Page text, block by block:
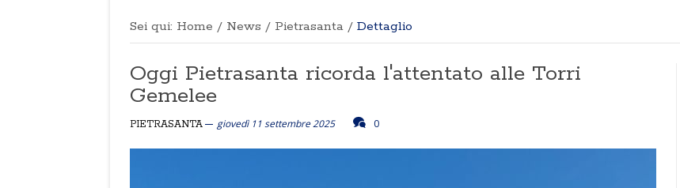
Sei qui: Home / News / Pietrasanta / Dettaglio
Oggi Pietrasanta ricorda l'attentato alle Torri
Gemelee
PIETRASANTA giovedì 11 settembre 2025 0